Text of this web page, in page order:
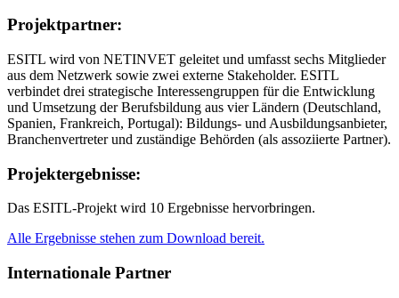
Projektpartner:
ESITL wird von NETINVET geleitet und umfasst sechs Mitglieder
aus dem Netzwerk sowie zwei externe Stakeholder. ESITL
verbindet drei strategische Interessengruppen für die Entwicklung
und Umsetzung der Berufsbildung aus vier Ländern (Deutschland,
Spanien, Frankreich, Portugal): Bildungs- und Ausbildungsanbieter,
Branchenvertreter und zuständige Behörden (als assoziierte Partner).
Projektergebnisse:
Das ESITL-Projekt wird 10 Ergebnisse hervorbringen.
Alle Ergebnisse stehen zum Download bereit.
Internationale Partner